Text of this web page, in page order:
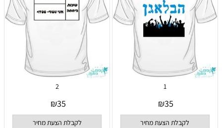
1
₪35
לקבלת הצעת מחיר
2
₪35
לקבלת הצעת מחיר